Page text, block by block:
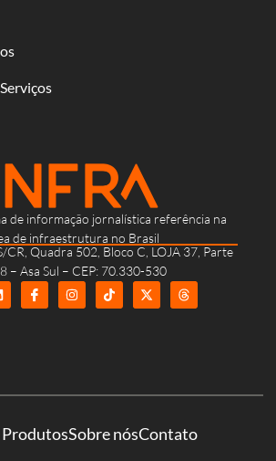
de informação jornalística referência na
de infraestrutura no Brasil
CR, Quadra 502, Bloco C, LOJA 37, Parte
– Asa Sul – CEP: 70.330-530
Sobre nósContato